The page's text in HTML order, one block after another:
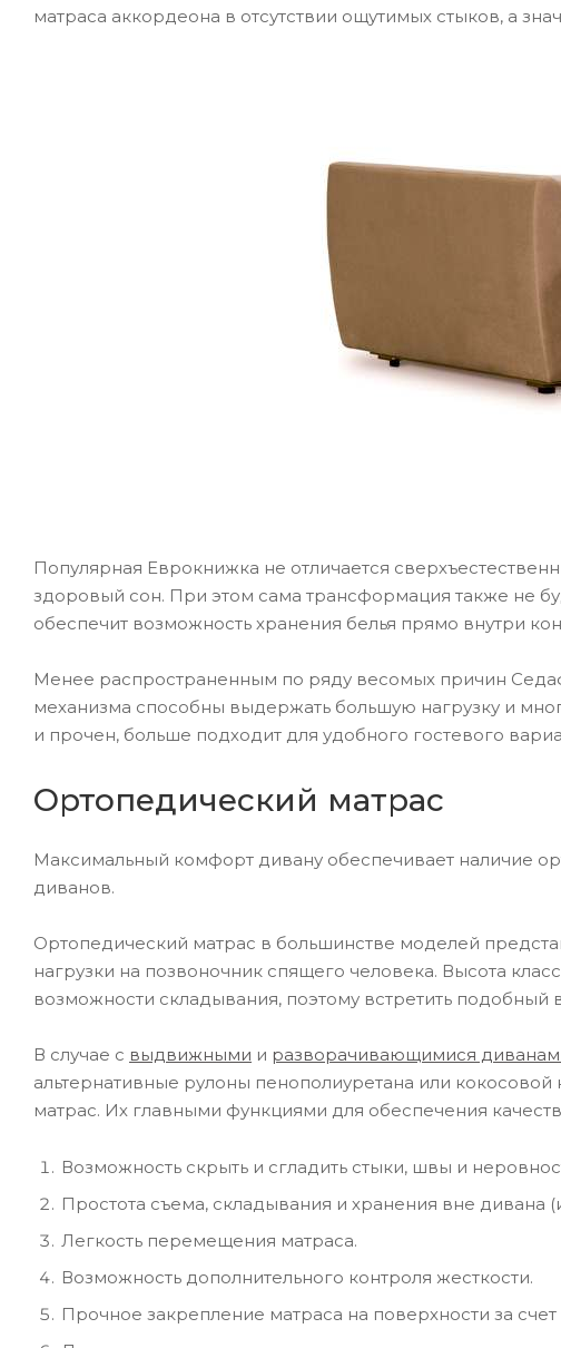
матраса аккордеона в отсутствии ощутимых стыков, а
Популярная Еврокнижка не отличается
здоровый сон. При этом сама трансформация также не
обеспечит возможность хранения белья прямо внутри
Менее распространенным по ряду весомых причин
механизма способны выдержать большую нагрузку и
и прочен, больше подходит для удобного гостевого
Ортопедический матрас
Максимальный комфорт дивану обеспечивает наличие
диванов.
Ортопедический матрас в большинстве моделей
нагрузки на позвоночник спящего человека. Высота
возможности складывания, поэтому встретить
В случае с выдвижными и разворачивающимися
альтернативные рулоны пенополиуретана или
матрас. Их главными функциями для обеспечения
Возможность скрыть и сгладить стыки, швы и
Простота съема, складывания и хранения вне дивана
Легкость перемещения матраса.
Возможность дополнительного контроля жесткости.
Прочное закрепление матраса на поверхности за